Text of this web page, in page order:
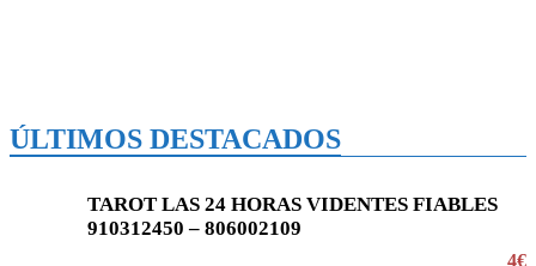
ÚLTIMOS DESTACADOS
TAROT LAS 24 HORAS VIDENTES FIABLES
910312450 – 806002109
4€